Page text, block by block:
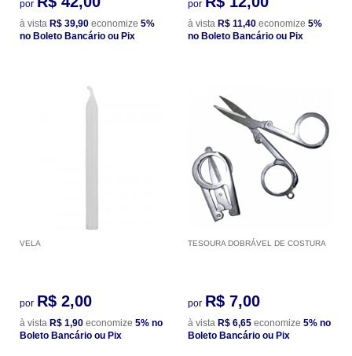
por
à vista R$ 39,90 economize 5%
no Boleto Bancário ou Pix
por
à vista R$ 11,40 economize 5%
no Boleto Bancário ou Pix
VELA
por R$ 2,00
à vista R$ 1,90 economize 5% no
Boleto Bancário ou Pix
TESOURA DOBRÁVEL DE COSTURA
por R$ 7,00
à vista R$ 6,65 economize 5% no
Boleto Bancário ou Pix